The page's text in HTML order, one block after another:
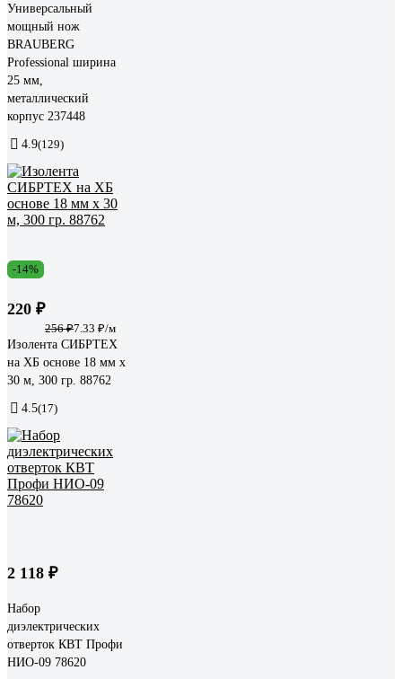
Универсальный
мощный нож
BRAUBERG
Professional ширина
25 мм,
металлический
корпус 237448
4.9(129)
-14%
220 ₽
256 ₽7.33 ₽/м
Изолента СИБРТЕХ
на ХБ основе 18 мм х
30 м, 300 гр. 88762
4.5(17)
2 118 ₽
Набор
диэлектрических
отверток КВТ Профи
НИО-09 78620